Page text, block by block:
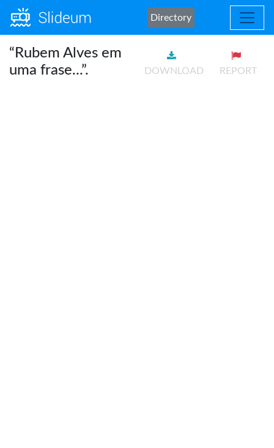
Directory
“Rubem Alves em
uma frase...”.
DOWNLOAD REPORT